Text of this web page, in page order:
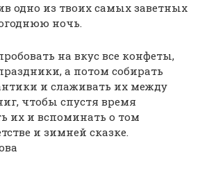
одно из твоих самых заветных
ночь.
на вкус все конфеты,
а потом собирать
и слаживать их между
чтобы спустя время
их и вспоминать о том
и зимней сказке.